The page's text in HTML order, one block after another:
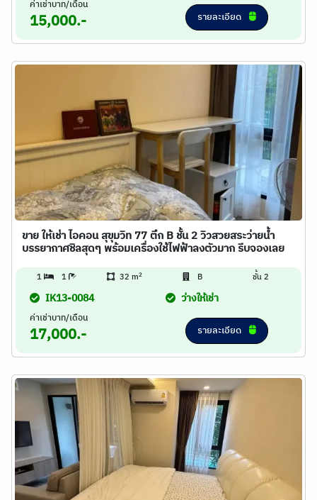
ค่าเช่าบาท/เดือน
15,000.- รายละเอียด
ขาย ให้เช่า ไอคอน สุขุมวิท 77 ตึก B ชั้น 2 วิวสวยสระว่ายน้ำ
บรรยากาศชิลสุดๆ พร้อมเครื่องใช้ไฟฟ้าลงตัวมาก รีบจองเลย
1 1 32 m2 B ชั้น 2
IK13-0084 ว่างให้เช่า
ค่าเช่าบาท/เดือน
17,000.- รายละเอียด